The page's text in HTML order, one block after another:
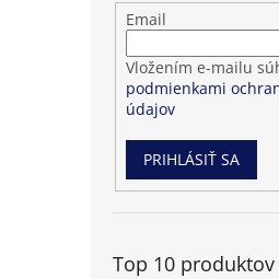
Přihlášení
odběru
novinek
Email
Vložením e-mailu
podmienkami
údajov
PRIHLÁSIŤ SA
Top 10 produktov